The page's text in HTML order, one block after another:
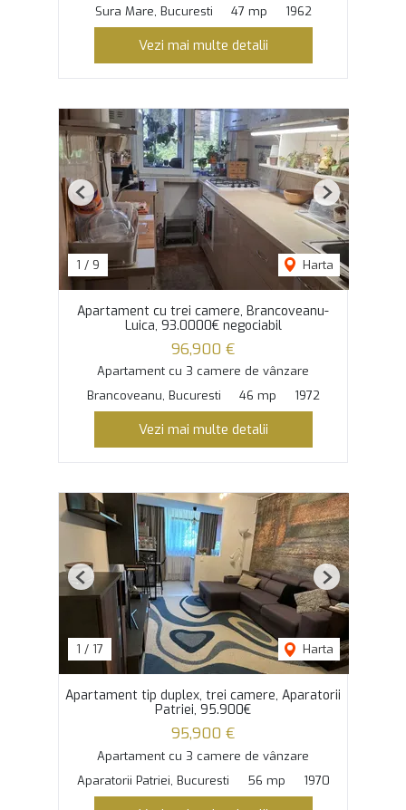
Sura Mare, Bucuresti 47 mp 1962
Vezi mai multe detalii
1 / 9 Harta
Previous Next
Apartament cu trei camere, Brancoveanu-
Luica, 93.0000€ negociabil
96,900 €
Apartament cu 3 camere de vânzare
Brancoveanu, Bucuresti
46 mp 1972
Vezi mai multe detalii
1 / 17 Harta
Previous Next
Apartament tip duplex, trei camere, Aparatorii
Patriei, 95.900€
95,900 €
Apartament cu 3 camere de vânzare
Aparatorii Patriei, Bucuresti
56 mp 1970